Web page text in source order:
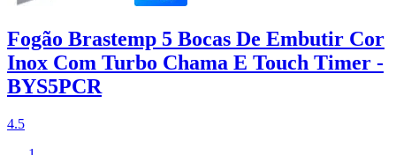
Fogão Brastemp 5 Bocas De Embutir Cor
Inox Com Turbo Chama E Touch Timer -
BYS5PCR
4.5